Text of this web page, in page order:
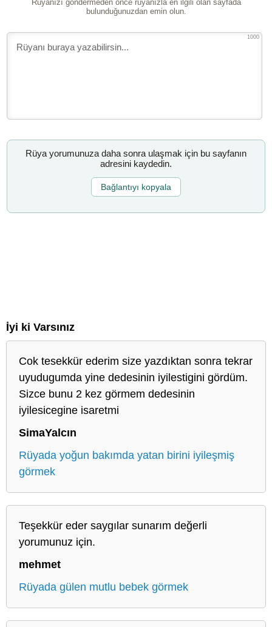
Rüyanızı göndermeden önce rüyanızla en ilgili olan sayfada
bulunduğunuzdan emin olun.
1000
Rüya yorumunuza daha sonra ulaşmak için bu sayfanın
adresini kaydedin.
Bağlantıyı kopyala
İyi ki Varsınız
Cok tesekkür ederim size yazdıktan sonra tekrar
uyudugumda yine dedesinin iyilestigini gördüm.
Sizce bunu 2 kez görmem dedesinin
iyilesicegine isaretmi
SimaYalcın
Rüyada yoğun bakımda yatan birini iyileşmiş
görmek
Teşekkür eder saygılar sunarım değerli
yorumunuz için.
mehmet
Rüyada gülen mutlu bebek görmek